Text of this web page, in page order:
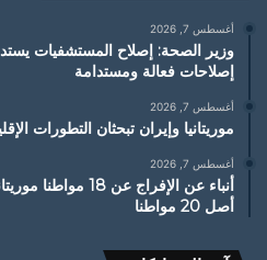
أغسطس 7, 2026
وزير الصحة: إصلاح المستشفيات
إصلاحات فعالة ومستدامة
أغسطس 7, 2026
موريتانيا وإيران تبحثان التطورات
أغسطس 7, 2026
أنباء عن الإفراج
أصل 20 مواطنا